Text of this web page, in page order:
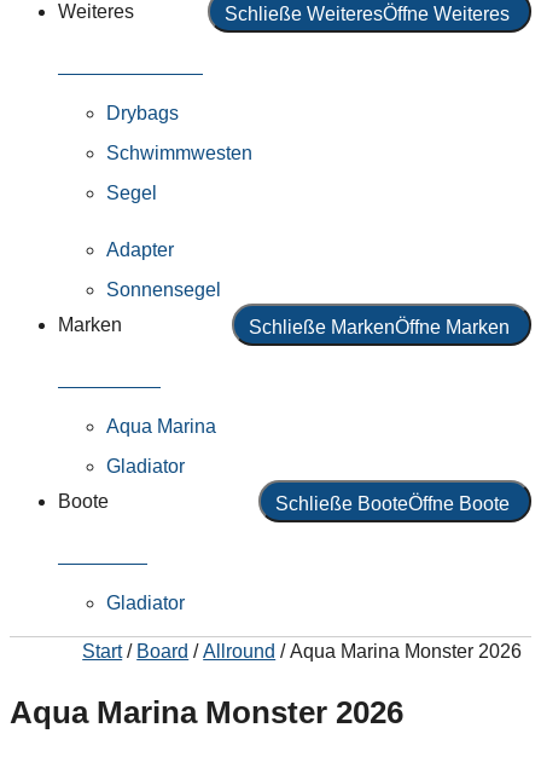
Weiteres
Schließe WeiteresÖffne Weiteres
Drybags
Schwimmwesten
Segel
Adapter
Sonnensegel
Marken
Schließe MarkenÖffne Marken
Aqua Marina
Gladiator
Boote
Schließe BooteÖffne Boote
Gladiator
Start/ Board /Allround / Aqua Marina Monster 2026
Aqua Marina Monster 2026